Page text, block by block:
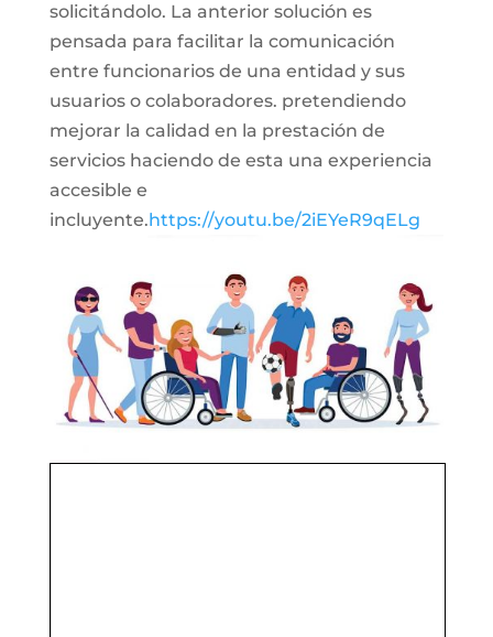
solicitándolo. La anterior solución es
pensada para facilitar la comunicación
entre funcionarios de una entidad y sus
usuarios o colaboradores. pretendiendo
mejorar la calidad en la prestación de
servicios haciendo de esta una experiencia
accesible e
incluyente.https://youtu.be/2iEYeR9qELg